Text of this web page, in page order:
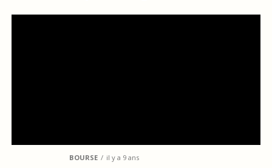
BOURSE il y a 9 ans